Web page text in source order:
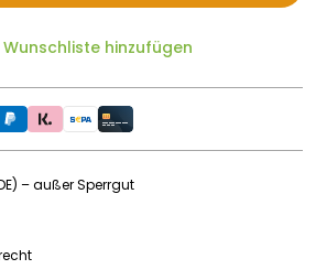
Wunschliste hinzufügen
– außer Sperrgut